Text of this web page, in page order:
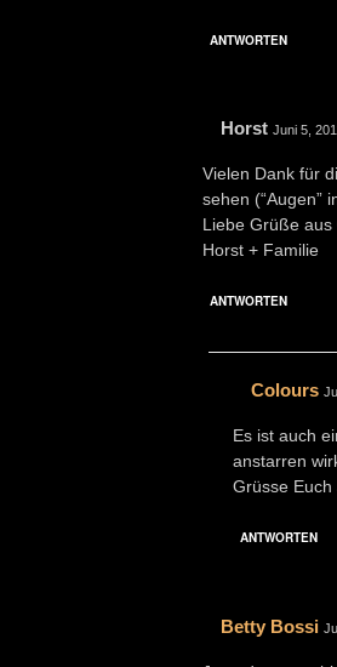
ANTWORTEN
Horst Juni 5,
Vielen Dank für
sehen (“Augen”
Liebe Grüße aus
Horst + Familie
ANTWORTEN
Colours
Es ist auch
anstarren
Grüsse Euch
ANTWORTEN
Betty Bossi